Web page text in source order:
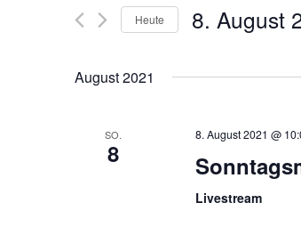
Heute 8. August
August 2021
SO.
8
8. August 2021 @
Livestream